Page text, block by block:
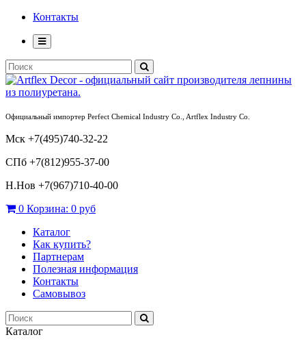
Контакты
Официальный импортер Perfect Chemical Industry Co., Artflex Industry Co.
Мск +7(495)740-32-22
СПб +7(812)955-37-00
Н.Нов +7(967)710-40-00
0 Корзина: 0 руб
Каталог
Как купить?
Партнерам
Полезная информация
Контакты
Самовывоз
Каталог